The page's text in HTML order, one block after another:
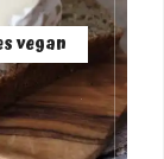
vegan